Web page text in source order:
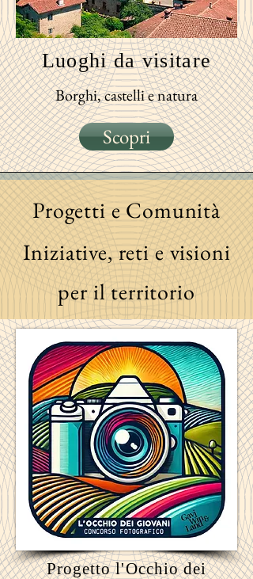
Luoghida visitare
Borghi, castelli e natura
Scopri
Progetti e Comunità
Iniziative, reti e visioni
per il territorio
Progettol'Occhio dei